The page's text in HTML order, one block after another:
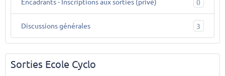
0
Discussions générales 3
Sorties Ecole Cyclo